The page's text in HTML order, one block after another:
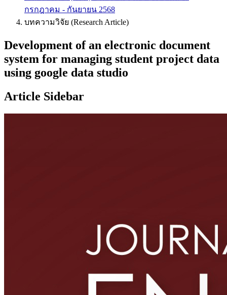
กรกฎาคม - กันยายน 2568
บทความวิจัย (Research Article)
Development of an electronic document
system for managing student project data
using google data studio
Article Sidebar